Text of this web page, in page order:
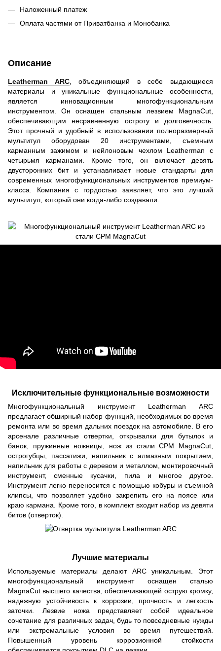
Наложенный платеж
Оплата частями от Приватбанка и Монобанка
Описание
Leatherman ARC, объединяющий в себе выдающиеся
материалы и уникальные функциональные особенности,
является инновационным многофункциональным
инструментом. Он оснащен стальным лезвием MagnaCut,
обеспечивающим несравненную остроту и долговечность.
Этот прочный и удобный в использовании полноразмерный
мультитул оборудован 20 инструментами, съемным
карманным зажимом и нейлоновым чехлом Leatherman с
четырьмя карманами. Кроме того, он включает девять
двусторонних бит и устанавливает новые стандарты для
современных многофункциональных инструментов премиум-
класса. Компания с гордостью заявляет, что это лучший
мультитул, который они когда-либо создавали.
Исключительные функциональные возможности
Многофункциональный инструмент Leatherman ARC
предлагает обширный набор функций, необходимых во время
ремонта или во время дальних поездок на автомобиле. В его
арсенале различные отвертки, открывалки для бутылок и
банок, пружинные ножницы, нож из стали CPM MagnaCut,
острогубцы, пассатижи, напильник с алмазным покрытием,
напильник для работы с деревом и металлом, монтировочный
инструмент, сменные кусачки, пила и многое другое.
Инструмент легко переносится с помощью кобуры и съемной
клипсы, что позволяет удобно закрепить его на поясе или
краю кармана. Кроме того, в комплект входит набор из девяти
битов (отверток).
Лучшие материалы
Используемые материалы делают ARC уникальным. Этот
многофункциональный инструмент оснащен сталью
MagnaCut высшего качества, обеспечивающей острую кромку,
надежную устойчивость к коррозии, прочность и легкость
заточки. Лезвие ножа представляет собой идеальное
сочетание для различных задач, будь то повседневные нужды
или экстремальные условия во время путешествий.
Повышенный уровень коррозионной стойкости